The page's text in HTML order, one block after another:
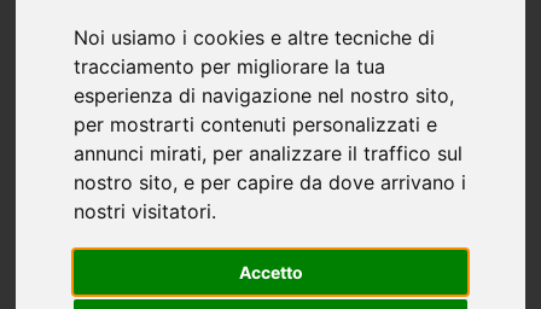
Noi usiamo i cookies e altre tecniche di
tracciamento per migliorare la tua
esperienza di navigazione nel nostro sito,
per mostrarti contenuti personalizzati e
annunci mirati, per analizzare il traffico sul
nostro sito, e per capire da dove arrivano i
nostri visitatori.
Accetto
MODELLI
Begoña Ojinaga
@beeegotxuu
TRUCCO
Natalia
González
@nataliagnzlz